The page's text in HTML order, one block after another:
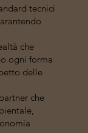
tecnici
che
ogni forma
delle
che